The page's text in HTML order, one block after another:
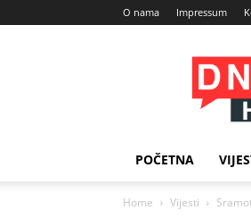
O nama Impressum
POČETNA
Home Vijesti